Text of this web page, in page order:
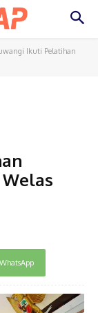
Ikuti Pelatihan
WhatsApp